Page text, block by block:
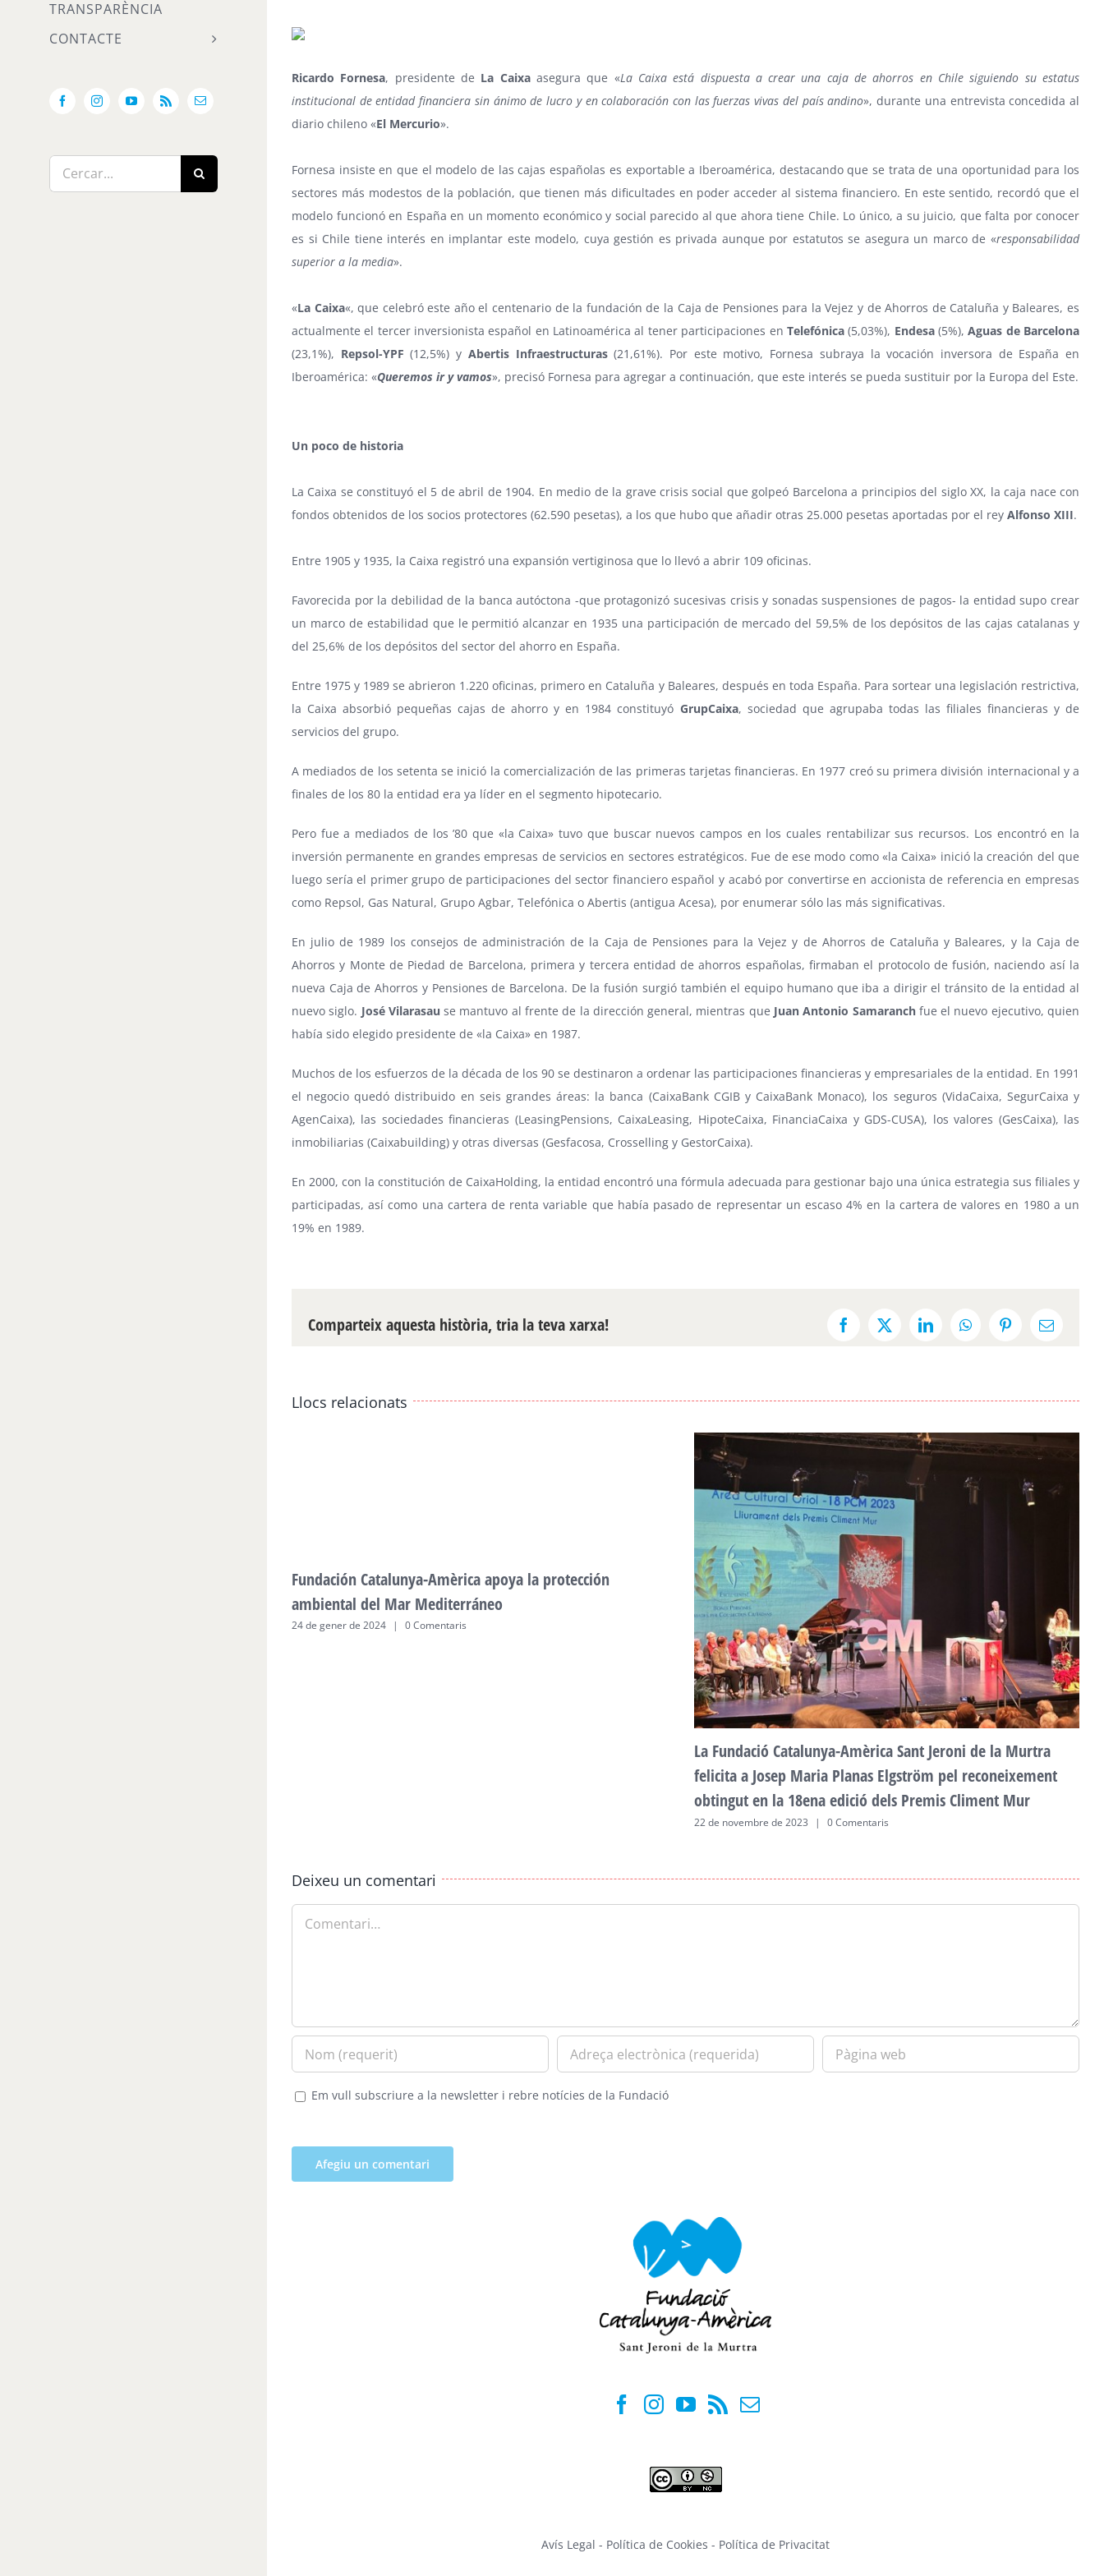
TRANSPARÈNCIA
CONTACTE
FacebookInstagramYouTube
Rss Email:
Cerca
…
Ricardo Fornesa, presidente de La Caixa asegura que «La Caixa está dispuesta a crear una caja de ahorros en Chile siguiendo su estatus
institucional de entidad financiera sin ánimo de lucro y en colaboración con las fuerzas vivas del país andino», durante una entrevista concedida al
diario chileno «El Mercurio».
Fornesa insiste en que el modelo de las cajas españolas es exportable a Iberoamérica, destacando que se trata de una oportunidad para los
sectores más modestos de la población, que tienen más dificultades en poder acceder al sistema financiero. En este sentido, recordó que el
modelo funcionó en España en un momento económico y social parecido al que ahora tiene Chile. Lo único, a su juicio, que falta por conocer
es si Chile tiene interés en implantar este modelo, cuya gestión es privada aunque por estatutos se asegura un marco de «responsabilidad
superior a la media».
«La Caixa«, que celebró este año el centenario de la fundación de la Caja de Pensiones para la Vejez y de Ahorros de Cataluña y Baleares, es
actualmente el tercer inversionista español en Latinoamérica al tener participaciones en Telefónica(5,03%), Endesa(5%),Aguas de Barcelona
(23,1%), Repsol-YPF (12,5%) y Abertis Infraestructuras(21,61%). Por este motivo, Fornesa subraya la vocación inversora de España en
Iberoamérica: «Queremos ir y vamos», precisó Fornesa para agregar a continuación, que este interés se pueda sustituir por la Europa del Este.
Un poco de historia
La Caixa se constituyó el 5 de abril de 1904. En medio de la grave crisis social que golpeó Barcelona a principios del siglo XX, la caja nace con
fondos obtenidos de los socios protectores (62.590 pesetas), a los que hubo que añadir otras 25.000 pesetas aportadas por el rey Alfonso XIII.
Entre 1905 y 1935, la Caixa registró una expansión vertiginosa que lo llevó a abrir 109 oficinas.
Favorecida por la debilidad de la banca autóctona -que protagonizó sucesivas crisis y sonadas suspensiones de pagos- la entidad supo crear
un marco de estabilidad que le permitió alcanzar en 1935 una participación de mercado del 59,5% de los depósitos de las cajas catalanas y
del 25,6% de los depósitos del sector del ahorro en España.
Entre 1975 y 1989 se abrieron 1.220 oficinas, primero en Cataluña y Baleares, después en toda España. Para sortear una legislación restrictiva,
la Caixa absorbió pequeñas cajas de ahorro y en 1984 constituyó GrupCaixa, sociedad que agrupaba todas las filiales financieras y de
servicios del grupo.
A mediados de los setenta se inició la comercialización de las primeras tarjetas financieras. En 1977 creó su primera división internacional y a
finales de los 80 la entidad era ya líder en el segmento hipotecario.
Pero fue a mediados de los ’80 que «la Caixa» tuvo que buscar nuevos campos en los cuales rentabilizar sus recursos. Los encontró en la
inversión permanente en grandes empresas de servicios en sectores estratégicos. Fue de ese modo como «la Caixa» inició la creación del que
luego sería el primer grupo de participaciones del sector financiero español y acabó por convertirse en accionista de referencia en empresas
como Repsol, Gas Natural, Grupo Agbar, Telefónica o Abertis (antigua Acesa), por enumerar sólo las más significativas.
En julio de 1989 los consejos de administración de la Caja de Pensiones para la Vejez y de Ahorros de Cataluña y Baleares, y la Caja de
Ahorros y Monte de Piedad de Barcelona, primera y tercera entidad de ahorros españolas, firmaban el protocolo de fusión, naciendo así la
nueva Caja de Ahorros y Pensiones de Barcelona. De la fusión surgió también el equipo humano que iba a dirigir el tránsito de la entidad al
nuevo siglo. José Vilarasau se mantuvo al frente de la dirección general, mientras que Juan Antonio Samaranchfue el nuevo ejecutivo, quien
había sido elegido presidente de «la Caixa» en 1987.
Muchos de los esfuerzos de la década de los 90 se destinaron a ordenar las participaciones financieras y empresariales de la entidad. En 1991
el negocio quedó distribuido en seis grandes áreas: la banca (CaixaBank CGIB y CaixaBank Monaco), los seguros (VidaCaixa, SegurCaixa y
AgenCaixa), las sociedades financieras (LeasingPensions, CaixaLeasing, HipoteCaixa, FinanciaCaixa y GDS-CUSA), los valores (GesCaixa), las
inmobiliarias (Caixabuilding) y otras diversas (Gesfacosa, Crosselling y GestorCaixa).
En 2000, con la constitución de CaixaHolding, la entidad encontró una fórmula adecuada para gestionar bajo una única estrategia sus filiales y
participadas, así como una cartera de renta variable que había pasado de representar un escaso 4% en la cartera de valores en 1980 a un
19% en 1989.
Comparteix aquesta història, tria la teva xarxa! Facebook
X LinkedInWhatsAppPinterestEmail:
Llocs relacionats
Fundación Catalunya-Amèrica apoya la protección
ambiental del Mar Mediterráneo
24 de gener de 2024 | 0 Comentaris
La Fundació Catalunya-Amèrica Sant Jeroni de la Murtra
felicita a Josep Maria Planas Elgström pel reconeixement
obtingut en la 18ena edició dels Premis Climent Mur
22 de novembre de 2023 | 0 Comentaris
Deixeu un comentari
Em vull subscriure a la newsletter i rebre notícies de la Fundació
Avís Legal - Política de Cookies - Política de Privacitat